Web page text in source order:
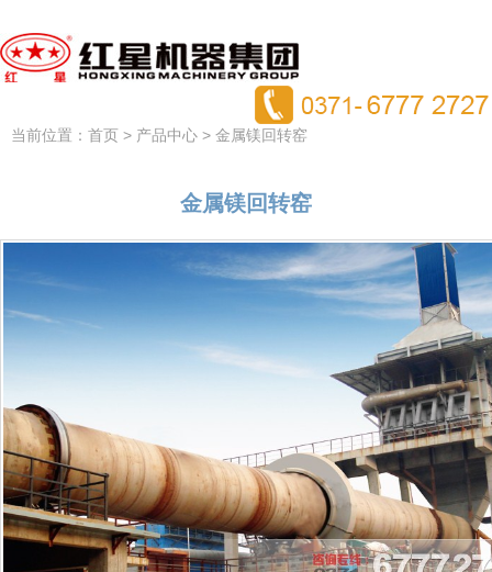
当前位置： 首页 > 产品中心 > 金属镁回转窑
金属镁回转窑